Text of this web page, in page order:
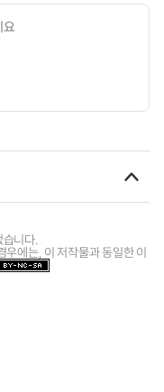
습니다.
우에는, 이 저작물과 동일한 이